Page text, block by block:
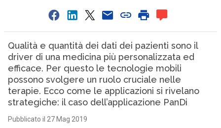
Qualità e quantità dei dati dei pazienti sono il
driver di una medicina più personalizzata ed
efficace. Per questo le tecnologie mobili
possono svolgere un ruolo cruciale nelle
terapie. Ecco come le applicazioni si rivelano
strategiche: il caso dell’applicazione PanDi
Pubblicato il 27 Mag 2019